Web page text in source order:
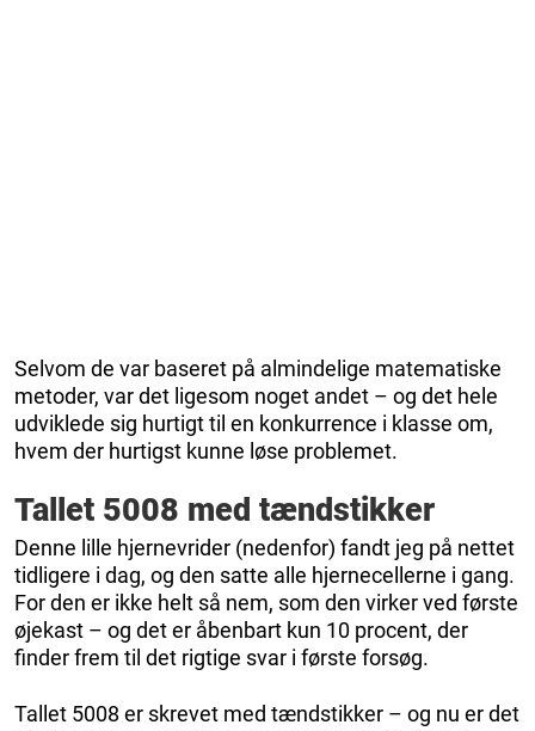
Selvom de var baseret på almindelige matematiske
metoder, var det ligesom noget andet – og det hele
udviklede sig hurtigt til en konkurrence i klasse om,
hvem der hurtigst kunne løse problemet.
Tallet 5008 med tændstikker
Denne lille hjernevrider (nedenfor) fandt jeg på nettet
tidligere i dag, og den satte alle hjernecellerne i gang.
For den er ikke helt så nem, som den virker ved første
øjekast – og det er åbenbart kun 10 procent, der
finder frem til det rigtige svar i første forsøg.
Tallet 5008 er skrevet med tændstikker – og nu er det